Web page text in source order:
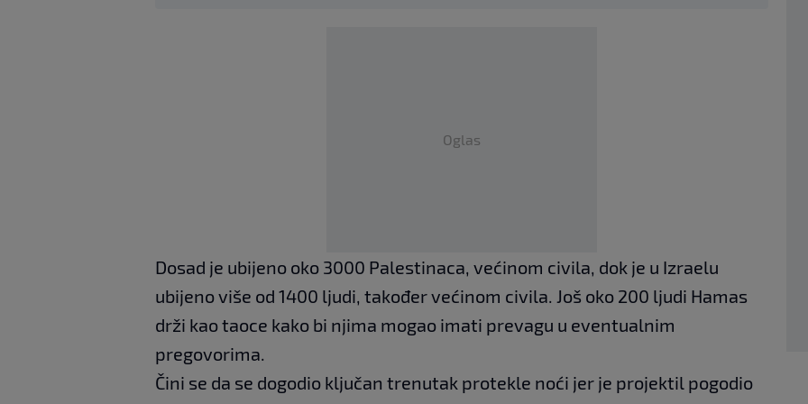
Oglas
Dosad je ubijeno oko 3000 Palestinaca, većinom civila, dok je u Izraelu
ubijeno više od 1400 ljudi, također većinom civila. Još oko 200 ljudi Hamas
drži kao taoce kako bi njima mogao imati prevagu u eventualnim
pregovorima.
Čini se da se dogodio ključan trenutak protekle noći jer je projektil pogodio